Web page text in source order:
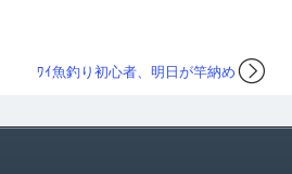
ﾜｲ魚釣り初心者、明日が竿納め